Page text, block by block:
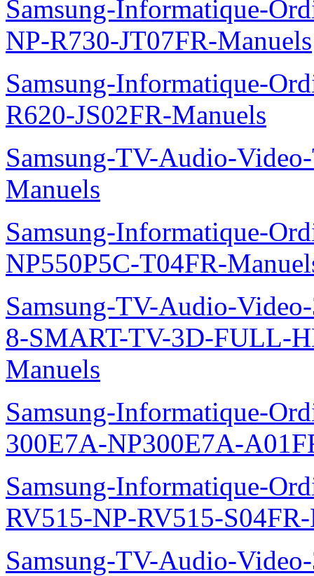
Samsung-Informatique-
NP-R730-JT07FR-Manuels
Samsung-Informatique-
R620-JS02FR-Manuels
Samsung-TV-Audio-
Manuels
Samsung-Informatique-
NP550P5C-T04FR-
Samsung-TV-Audio-
8-SMART-TV-3D-FULL-
Manuels
Samsung-Informatique-
300E7A-NP300E7A-
Samsung-Informatique-
RV515-NP-RV515-
Samsung-TV-Audio-